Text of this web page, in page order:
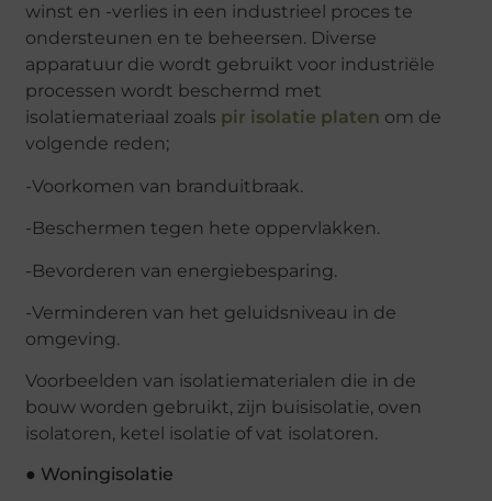
winst en -verlies in een industrieel proces te
ondersteunen en te beheersen. Diverse
apparatuur die wordt gebruikt voor industriële
processen wordt beschermd met
isolatiemateriaal zoals pir isolatie platen om de
volgende reden;
-Voorkomen van branduitbraak.
-Beschermen tegen hete oppervlakken.
-Bevorderen van energiebesparing.
-Verminderen van het geluidsniveau in de
omgeving.
Voorbeelden van isolatiematerialen die in de
bouw worden gebruikt, zijn buisisolatie, oven
isolatoren, ketel isolatie of vat isolatoren.
● Woningisolatie